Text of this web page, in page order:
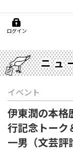
ログイン
ニュ
イベント
伊東潤の本格
行記念トーク
一男（文芸評